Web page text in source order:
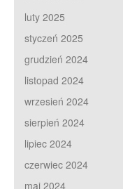
luty 2025
styczeń 2025
grudzień 2024
listopad 2024
wrzesień 2024
sierpień 2024
lipiec 2024
czerwiec 2024
maj 2024